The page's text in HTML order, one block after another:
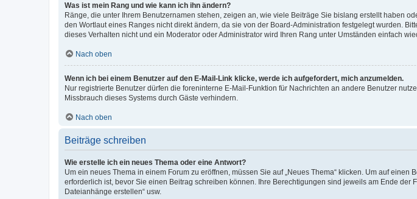
Was ist mein Rang und wie kann ich ihn ändern?
Ränge, die unter Ihrem Benutzernamen stehen, zeigen an, wie viele Beiträge Sie bislang erstellt haben
den Wortlaut eines Ranges nicht direkt ändern, da sie von der Board-Administration festgelegt wurden.
dieses Verhalten nicht und ein Moderator oder Administrator wird Ihren Rang unter Umständen einfach
Nach oben
Wenn ich bei einem Benutzer auf den E-Mail-Link klicke, werde ich aufgefordert, mich anzumelden.
Nur registrierte Benutzer dürfen die foreninterne E-Mail-Funktion für Nachrichten an andere Benutzer
Missbrauch dieses Systems durch Gäste verhindern.
Nach oben
Beiträge schreiben
Wie erstelle ich ein neues Thema oder eine Antwort?
Um ein neues Thema in einem Forum zu eröffnen, müssen Sie auf „Neues Thema“ klicken. Um auf
erforderlich ist, bevor Sie einen Beitrag schreiben können. Ihre Berechtigungen sind jeweils am Ende der
Dateianhänge erstellen“ usw.